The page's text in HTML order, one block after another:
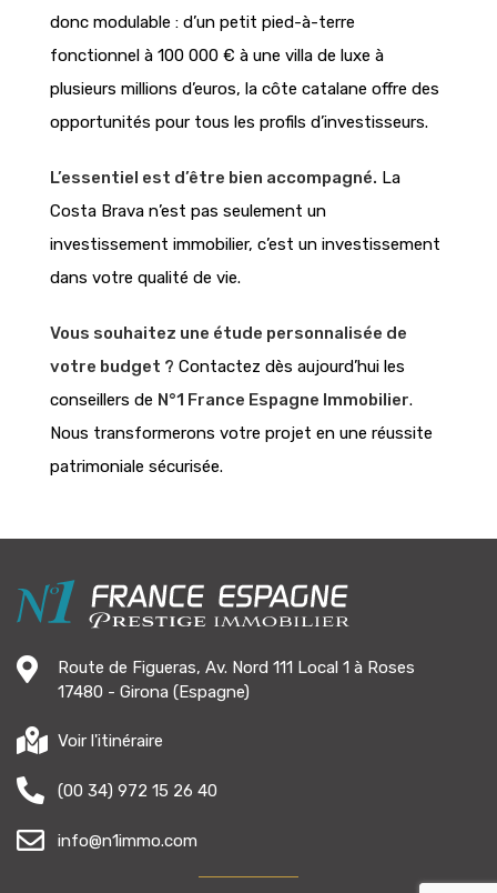
donc modulable : d’un petit pied-à-terre
fonctionnel à 100 000 € à une villa de luxe à
plusieurs millions d’euros, la côte catalane offre des
opportunités pour tous les profils d’investisseurs.
L’essentiel est d’être bien accompagné. La
Costa Brava n’est pas seulement un
investissement immobilier, c’est un investissement
dans votre qualité de vie.
Vous souhaitez une étude personnalisée de
votre budget ? Contactez dès aujourd’hui les
conseillers de N°1 France Espagne Immobilier.
Nous transformerons votre projet en une réussite
patrimoniale sécurisée.
Route de Figueras, Av. Nord 111 Local 1 à Roses
17480 - Girona (Espagne)
Voir l'itinéraire
(00 34) 972 15 26 40
info@n1immo.com